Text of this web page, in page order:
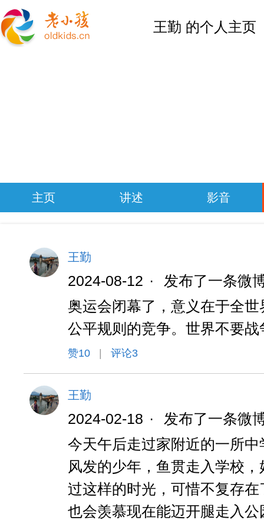
王勤 的个人主页
主页 讲述 影音
王勤
2024-08-12 ·
发布了一条微
奥运会闭幕了，意义在于全
公平规则的竞争。世界不要战
赞10 评论3
王勤
2024-02-18 ·
发布了一条微
今天午后走过家附近的一所
风发的少年，鱼贯走入学校
过这样的时光，可惜不复存
也会羡慕现在能迈开腿走入